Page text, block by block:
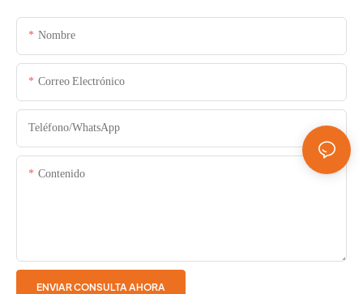
Nombre
Correo Electrónico
Teléfono/WhatsApp
Contenido
ENVIAR CONSULTA AHORA